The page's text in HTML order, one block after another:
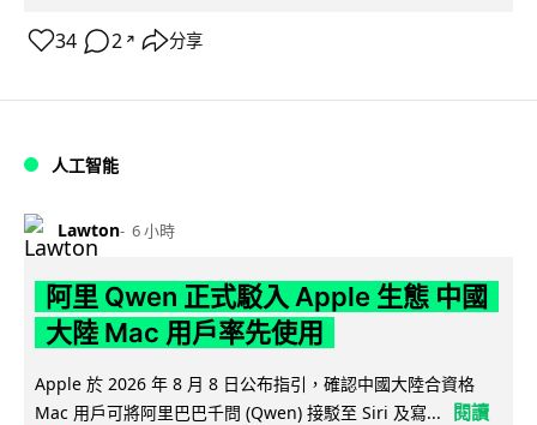
34 2 ↗ 分享
人工智能
Lawton 6 小時
阿里 Qwen 正式駁入 Apple 生態 中國
大陸 Mac 用戶率先使用
Apple 於 2026 年 8 月 8 日公布指引，確認中國大陸合資格
Mac 用戶可將阿里巴巴千問 (Qwen) 接駁至 Siri 及寫...
閱讀